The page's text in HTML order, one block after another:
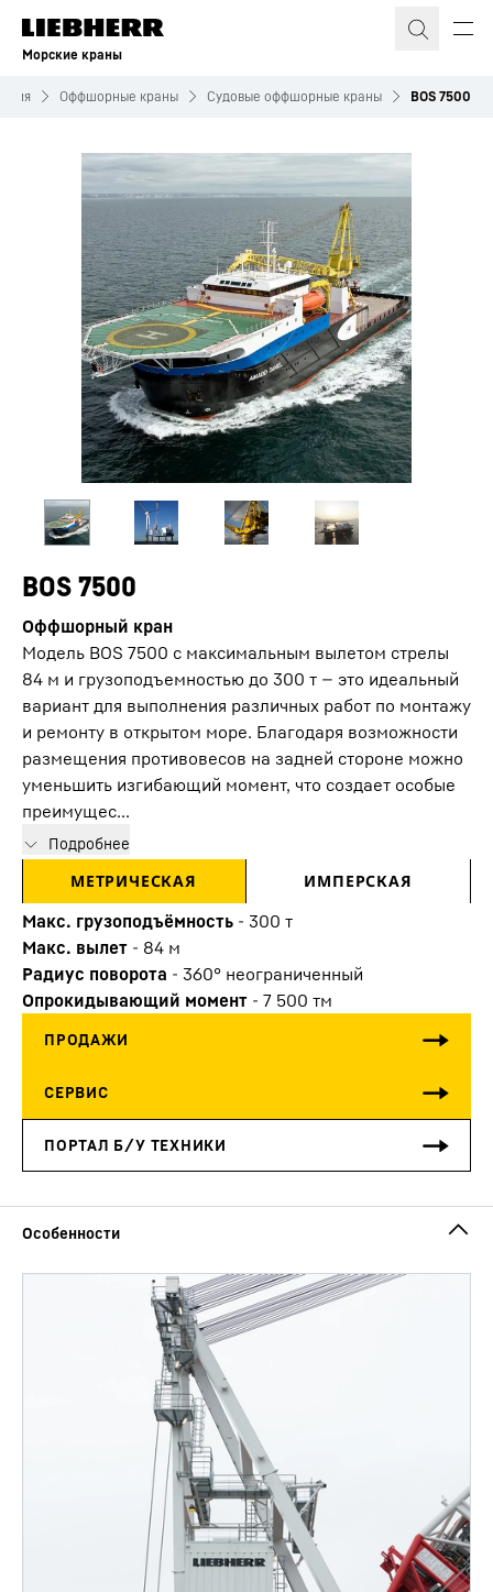
Морские краны
Оффшорные краны Судовые оффшорные краны BOS 7500
BOS 7500
Оффшорный кран
Модель BOS 7500 с максимальным вылетом стрелы
84 м и грузоподъемностью до 300 т — это идеальный
вариант для выполнения различных работ по монтажу
и ремонту в открытом море. Благодаря возможности
размещения противовесов на задней стороне можно
уменьшить изгибающий момент, что создает особые
преимущес...
Подробнее
МЕТРИЧЕСКАЯ ИМПЕРСКАЯ
Макс. грузоподъёмность - 300 т
Макс. вылет - 84 м
Радиус поворота - 360° неограниченный
Опрокидывающий момент - 7 500 тм